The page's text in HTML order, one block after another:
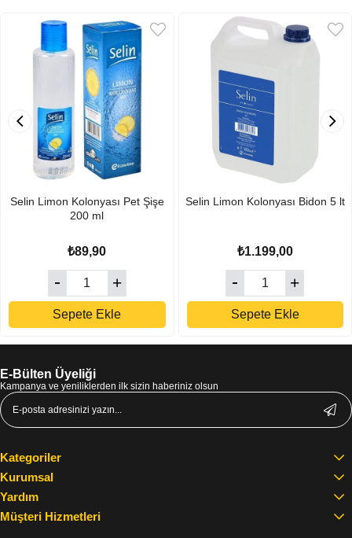
Selin Limon Kolonyası Pet Şişe
200 ml
₺89,90
Sepete Ekle
Selin Limon Kolonyası Bidon 5 lt
₺1.199,00
Sepete Ekle
E-Bülten Üyeliği
Kampanya ve yeniliklerden ilk sizin haberiniz olsun
Kategoriler
Kurumsal
Yardım
Müşteri Hizmetleri